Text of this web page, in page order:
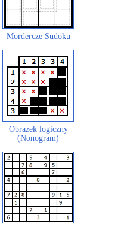
Mordercze Sudoku
Obrazek logiczny
(Nonogram)